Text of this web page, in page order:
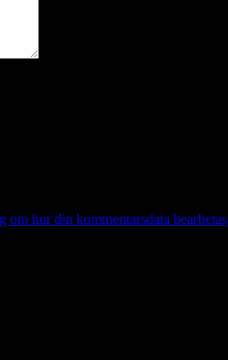
om hur din kommentarsdata bearbetas